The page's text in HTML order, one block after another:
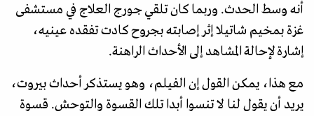
أنه وسط الحدث. وربما كان تلقي جورج العلاج في مستشفى
غزة بمخيم شاتيلا إثر إصابته بجروح كادت تفقده عينيه،
إشارة لإحالة المشاهد إلى الأحداث الراهنة.
مع هذا، يمكن القول إن الفيلم، وهو يستذكر أحداث بيروت،
يريد أن يقول لنا لا تنسوا أبدا تلك القسوة والتوحش. قسوة